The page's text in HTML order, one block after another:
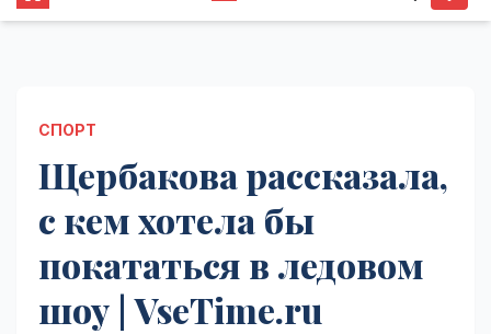
СПОРТ
Щербакова рассказала,
с кем хотела бы
покататься в ледовом
шоу | VseTime.ru